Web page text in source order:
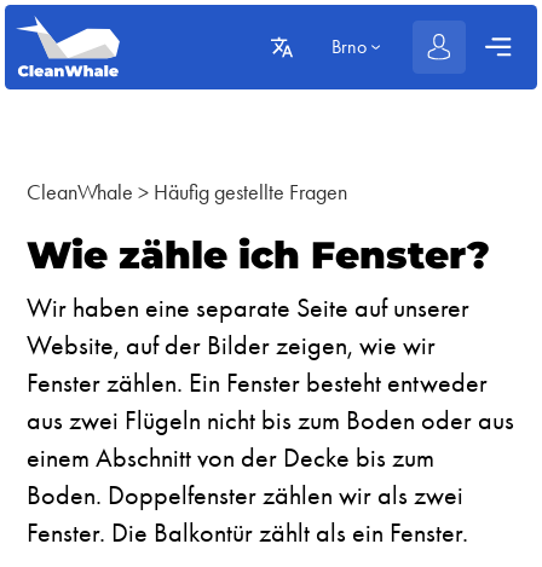
Brno
CleanWhale > Häufig gestellte Fragen
Wie zähle ich Fenster?
Wir haben eine separate Seite auf unserer
Website, auf der Bilder zeigen, wie wir
Fenster zählen. Ein Fenster besteht entweder
aus zwei Flügeln nicht bis zum Boden oder aus
einem Abschnitt von der Decke bis zum
Boden. Doppelfenster zählen wir als zwei
Fenster. Die Balkontür zählt als ein Fenster.